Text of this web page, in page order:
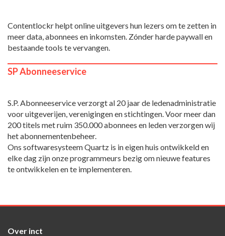
Contentlockr helpt online uitgevers hun lezers om te zetten in
meer data, abonnees en inkomsten. Zónder harde paywall en
bestaande tools te vervangen.
SP Abonneeservice
S.P. Abonneeservice verzorgt al 20 jaar de ledenadministratie
voor uitgeverijen, verenigingen en stichtingen. Voor meer dan
200 titels met ruim 350.000 abonnees en leden verzorgen wij
het abonnementenbeheer.
Ons softwaresysteem Quartz is in eigen huis ontwikkeld en
elke dag zijn onze programmeurs bezig om nieuwe features
te ontwikkelen en te implementeren.
Over inct